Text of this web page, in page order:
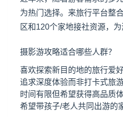
为热门选择。来旅行平台整
区和120个家地接社资源，为
摄影游攻略适合哪些人群？
喜欢探索新目的地的旅行爱
追求深度体验而非打卡式旅
时间有限但希望获得高品质
希望带孩子/老人共同出游的